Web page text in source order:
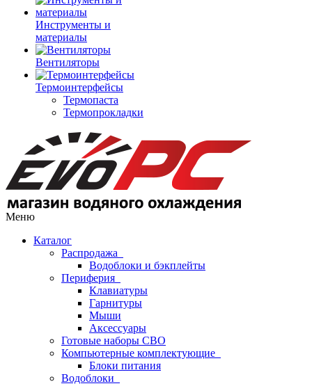
Инструменты и
материалы
Вентиляторы
Термоинтерфейсы
Термопаста
Термопрокладки
Меню
Каталог
Распродажа
Водоблоки и бэкплейты
Периферия
Клавиатуры
Гарнитуры
Мыши
Аксессуары
Готовые наборы СВО
Компьютерные комплектующие
Блоки питания
Водоблоки